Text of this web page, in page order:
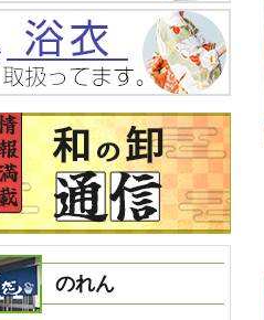
NO.206
のれん 製作事例
のれん